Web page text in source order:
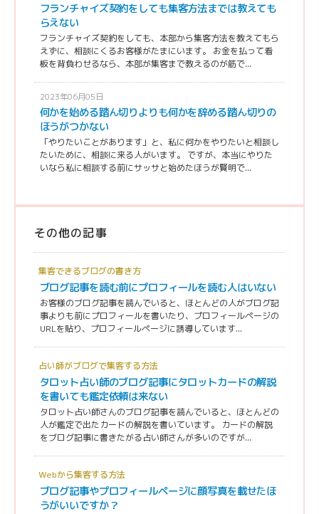
フランチャイズ契約をしても集客方法までは教えても
らえない
フランチャイズ契約をしても、本部から集客方法を教えてもら
えずに、相談にくるお客様がたまにいます。 お金を払って看
板を背負わせるなら、本部が集客まで教えるのが筋で...
2023年06月05日
何かを始める踏ん切りよりも何かを辞める踏ん切りの
ほうがつかない
「やりたいことがあります」と、私に何かをやりたいと相談し
たいために、相談に来る人がいます。 ですが、本当にやりた
いなら私に相談する前にサッサと始めたほうが賢明で...
その他の記事
集客できるブログの書き方
ブログ記事を読む前にプロフィールを読む人はいない
お客様のブログ記事を読んでいると、ほとんどの人がブログ記
事よりも前にプロフィールを書いたり、プロフィールページの
URLを貼り、プロフィールページに誘導しています...
占い師がブログで集客する方法
タロット占い師のブログ記事にタロットカードの解説
を書いても鑑定依頼は来ない
タロット占い師さんのブログ記事を読んでいると、ほとんどの
人が鑑定で出たカードの解説を書いています。 カードの解説
をブログ記事に書きたがる占い師さんが多いのですが...
Webから集客する方法
ブログ記事やプロフィールページに顔写真を載せたほ
うがいいですか？